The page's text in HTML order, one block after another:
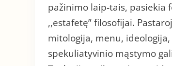
pažinimo laip-tais,
,,estafetę” filosofijai.
mitologija, menu,
spekuliatyvinio mąstymo